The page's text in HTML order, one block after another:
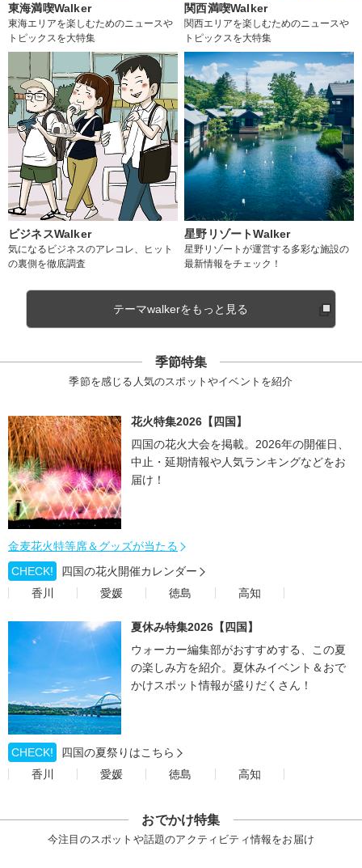
東海満喫Walker
東海エリアを楽しむためのニュースや
トピックスを大特集
関西満喫Walker
関西エリアを楽しむためのニュースや
トピックスを大特集
ビジネスWalker
気になるビジネスのアレコレ、ヒット
の裏側を徹底調査
星野リゾートWalker
星野リゾートが運営する多彩な施設の
最新情報をチェック！
テーマwalkerをもっと見る
季節特集
季節を感じる人気のスポットやイベントを紹介
花火特集2026【四国】
四国の花火大会を掲載。2026年の開催日、
中止・延期情報や人気ランキングなどをお
届け！
金麦花火特等席＆グッズが当たる
CHECK!
四国の花火開催カレンダー
香川
愛媛 徳島 高知
夏休み特集2026【四国】
ウォーカー編集部がおすすめする、この夏
の楽しみ方を紹介。夏休みイベント＆おで
かけスポット情報が盛りだくさん！
CHECK!
四国の夏祭りはこちら
香川
愛媛 徳島 高知
おでかけ特集
今注目のスポットや話題のアクティビティ情報をお届け